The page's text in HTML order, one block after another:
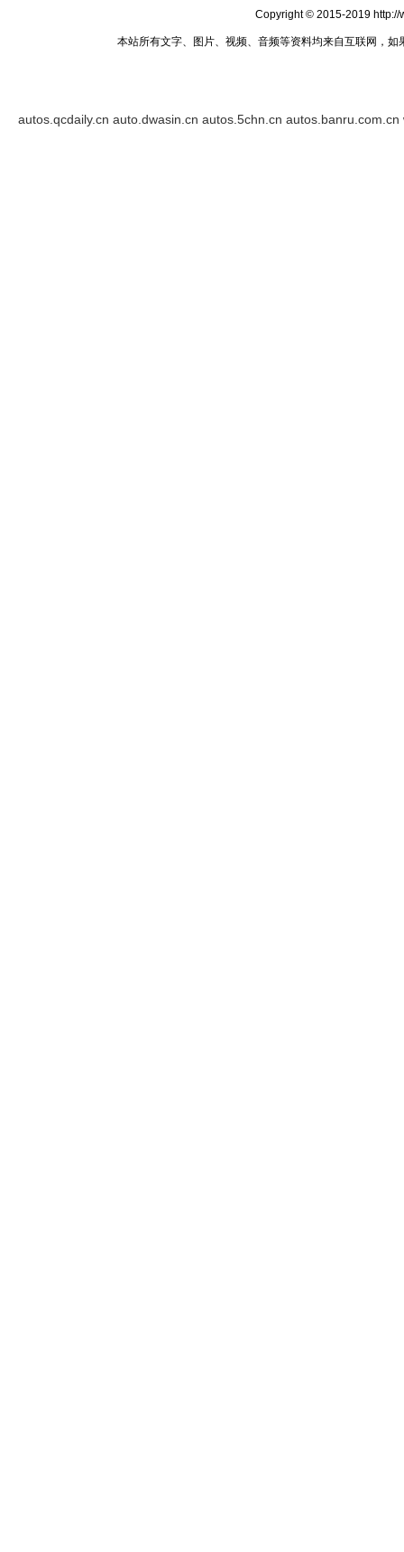
Copyright © 2015-2019 http://
本站所有文字、图片、视频、音频等资料均来自互联网，
autos.qcdaily.cn auto.dwasin.cn autos.5chn.cn autos.banru.com.cn